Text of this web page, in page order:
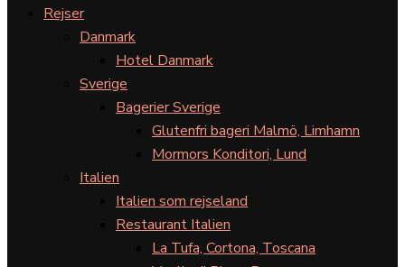
Rejser
Danmark
Hotel Danmark
Sverige
Bagerier Sverige
Glutenfri bageri Malmö, Limhamn
Mormors Konditori, Lund
Italien
Italien som rejseland
Restaurant Italien
La Tufa, Cortona, Toscana